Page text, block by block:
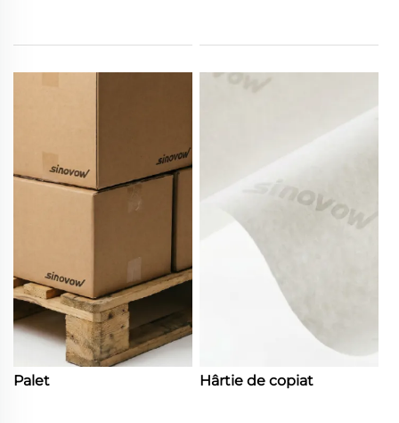
Palet Hârtie de copiat